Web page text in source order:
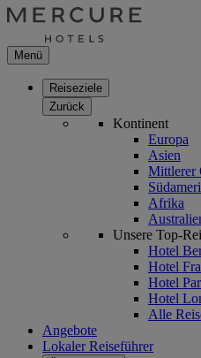
Menü
Reiseziele
Zurück
Kontinent
Europa
Asien
Mittlerer
Afrika
Unsere Top-
Hotel
Hotel
Hotel
Hotel
Alle
Angebote
Lokaler Reiseführer